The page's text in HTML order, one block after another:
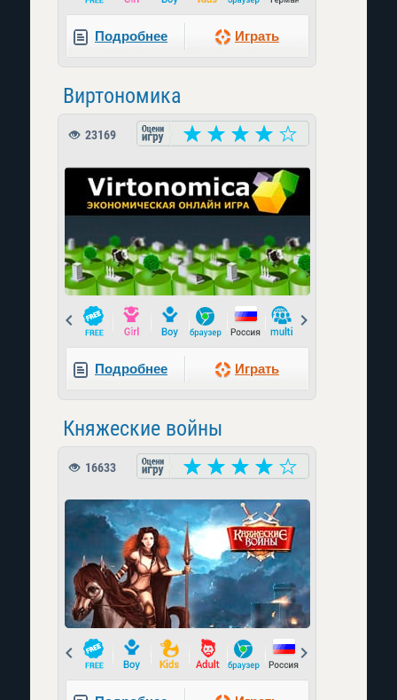
Подробнее Играть
Виртономика
23169
Prev
Подробнее Играть
Княжеские войны
16633
Prev